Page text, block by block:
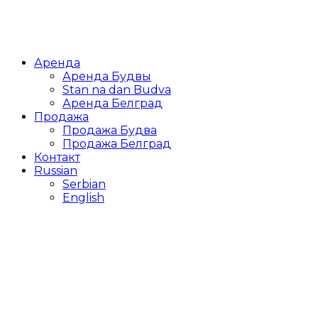
Аренда
Аренда Будвы
Stan na dan Budva
Аренда Белград
Продажа
Продажа Будва
Продажа Белград
Контакт
Russian
Serbian
English